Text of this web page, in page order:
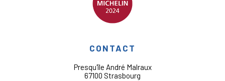
CONTACT
Presqu'île André Malraux
67100 Strasbourg